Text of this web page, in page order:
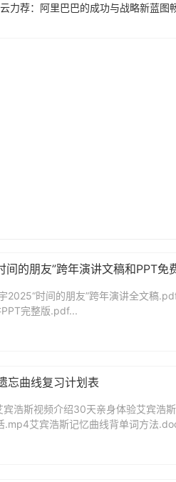
云力荐：阿里巴巴的成功与战略新蓝图
间的朋友”跨年演讲文稿和PPT免
2025“时间的朋友”跨年演讲全文稿
完整版.pdf...
忘曲线复习计划表
浩斯视频介绍30天亲身体验艾宾浩
.mp4艾宾浩斯记忆曲线背单词方法